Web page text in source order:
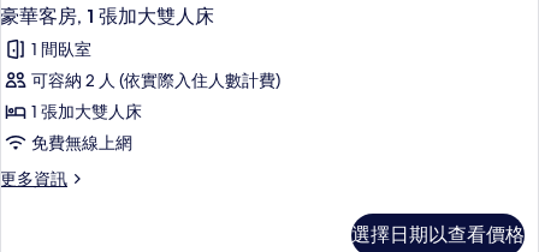
豪華客房, 1 張加大雙人床
1 間臥室
可容納 2 人 (依實際入住人數計費)
1 張加大雙人床
免費無線上網
更多資訊
更
選擇日期以查看價格